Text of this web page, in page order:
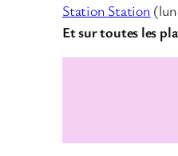
Station Station
Et sur toutes les